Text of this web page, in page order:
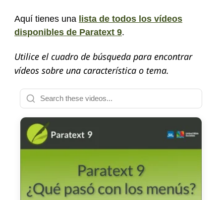
Aquí tienes una lista de todos los vídeos
disponibles de Paratext 9.
Utilice el cuadro de búsqueda para encontrar
vídeos sobre una característica o tema.